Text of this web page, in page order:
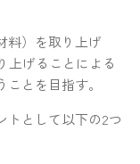
料）を取り上げ
上げることによる
とを目指す。
トとして以下の2つ